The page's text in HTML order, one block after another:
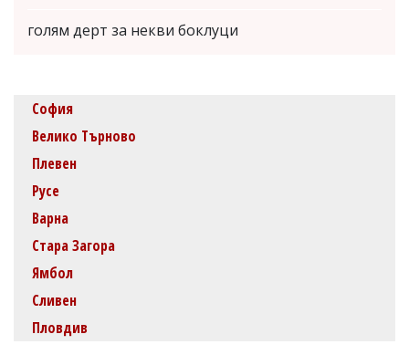
голям дерт за некви боклуци
София
Велико Търново
Плевен
Русе
Варна
Стара Загора
Ямбол
Сливен
Пловдив